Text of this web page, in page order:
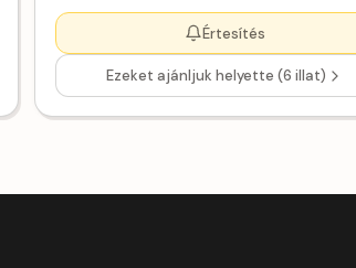
Értesítés
Ezeket ajánljuk helyette (6 illat)